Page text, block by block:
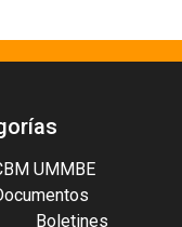
UMMBE
Boletines